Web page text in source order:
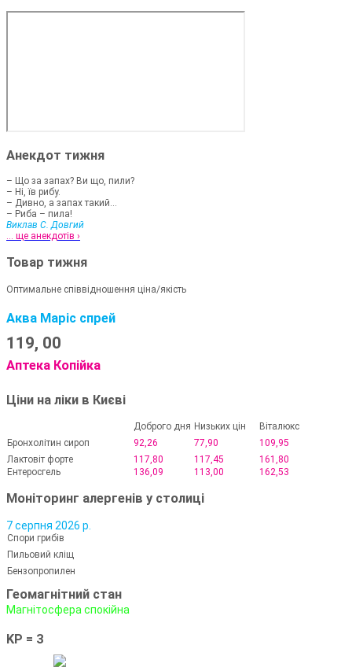
Анекдот тижня
– Що за запах? Ви що, пили?
– Ні, їв рибу.
– Дивно, а запах такий...
– Риба – пила!
Виклав С. Довгий
... ще анекдотів ›
Товар тижня
Оптимальне співвідношення ціна/якість
Аква Маріс спрей
119, 00
Аптека Копійка
Ціни на ліки в Києві
Доброго дня Низьких цін
Віталюкс
Бронхолітин сироп
92,26 77,90
109,95
Лактовіт форте
117,80 117,45
161,80
Ентеросгель
136,09 113,00 162,53
Моніторинг алергенів у столиці
7 серпня 2026 р.
Спори грибів
Пильовий кліщ
Бензопропилен
Геомагнітний стан
Магнітосфера спокійна
KP = 3